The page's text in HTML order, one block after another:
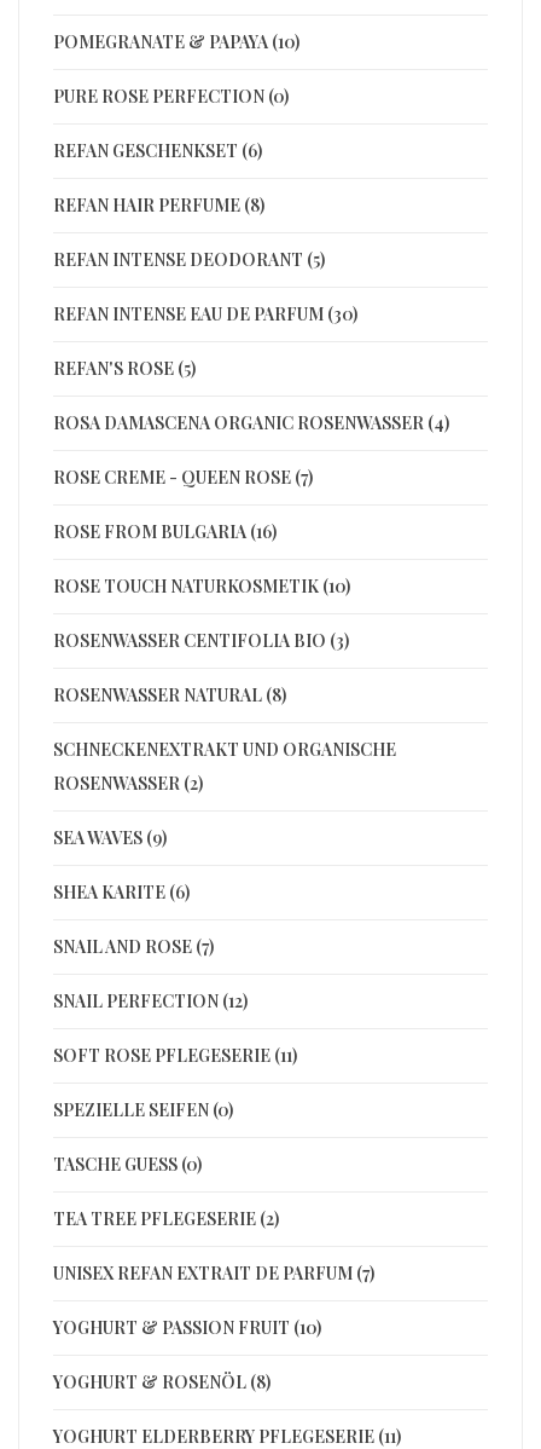
POMEGRANATE & PAPAYA (10)
PURE ROSE PERFECTION (0)
REFAN GESCHENKSET (6)
REFAN HAIR PERFUME (8)
REFAN INTENSE DEODORANT (5)
REFAN INTENSE EAU DE PARFUM (30)
REFAN'S ROSE (5)
ROSA DAMASCENA ORGANIC ROSENWASSER (4)
ROSE CREME - QUEEN ROSE (7)
ROSE FROM BULGARIA (16)
ROSE TOUCH NATURKOSMETIK (10)
ROSENWASSER CENTIFOLIA BIO (3)
ROSENWASSER NATURAL (8)
SCHNECKENEXTRAKT UND ORGANISCHE
ROSENWASSER (2)
SEA WAVES (9)
SHEA KARITE (6)
SNAIL AND ROSE (7)
SNAIL PERFECTION (12)
SOFT ROSE PFLEGESERIE (11)
SPEZIELLE SEIFEN (0)
TASCHE GUESS (0)
TEA TREE PFLEGESERIE (2)
UNISEX REFAN EXTRAIT DE PARFUM (7)
YOGHURT & PASSION FRUIT (10)
YOGHURT & ROSENÖL (8)
YOGHURT ELDERBERRY PFLEGESERIE (11)